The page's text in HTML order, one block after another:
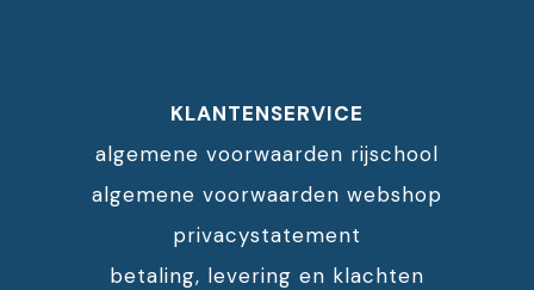
sneller de juiste antwoorden
kiezen.
KLANTENSERVICE
algemene voorwaarden rijschool
algemene voorwaarden webshop
privacystatement
betaling, levering en klachten